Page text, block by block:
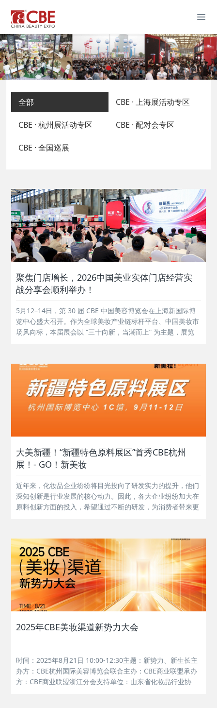
全部 CBE · 上海展活动专区
CBE · 杭州展活动专区 CBE · 配对会专区
CBE · 全国巡展
聚焦门店增长，2026中国美业实体门店经营实
战分享会顺利举办！
5月12–14日，第 30 届 CBE 中国美容博览会在上海新国际博
览中心盛大召开。作为全球美妆产业链标杆平台、中国美妆市
场风向标，本届展会以 “三十向新，当潮而上” 为主题，展览
大美新疆！“新疆特色原料展区”首秀CBE杭州
展！- GO！新美妆
近年来，化妆品企业纷纷将目光投向了研发实力的提升，他们
深知创新是行业发展的核心动力。因此，各大企业纷纷加大在
原料创新方面的投入，希望通过不断的研发，为消费者带来更
了强大的支持，推动了行业的持续健...
2025年CBE美妆渠道新势力大会
时间：2025年8月21日 10:00-12:30主题：新势力、新生长主
办方：CBE杭州国际美容博览会联合主办：CBE商业联盟承办
方：CBE商业联盟浙江分会支持单位：山东省化妆品行业协